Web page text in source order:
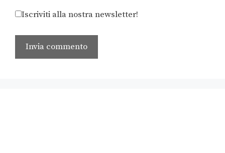
Iscriviti alla nostra newsletter!